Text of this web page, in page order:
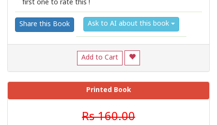
2
1
first one to rate this !
Share this Book Ask to AI about this book
Add to Cart
Printed Book
Rs 160.00